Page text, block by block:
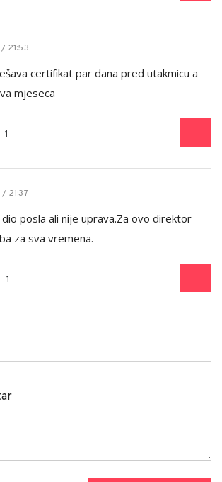
/ 21:53
certifikat par dana pred utakmicu a
mjeseca
1
/ 21:37
posla ali nije uprava.Za ovo direktor
za sva vremena.
1